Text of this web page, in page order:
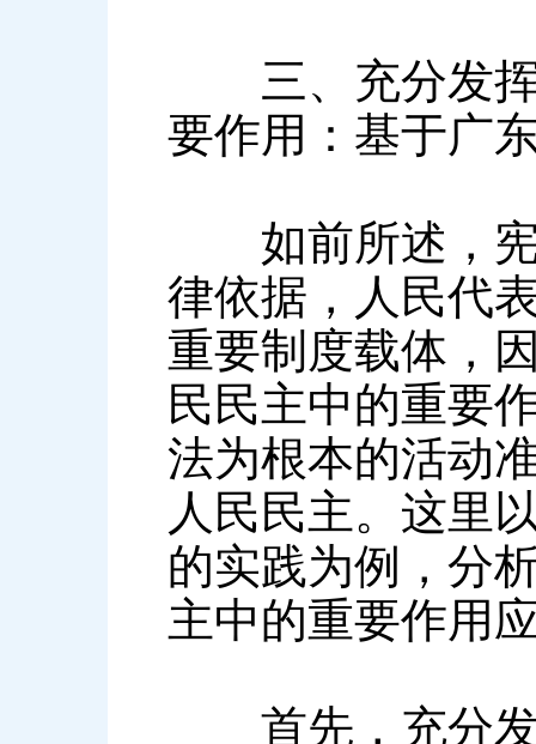
三、充分发挥
要作用：基于广
如前所述，宪
律依据，人民代
重要制度载体，
民民主中的重要
法为根本的活动
人民民主。这里
的实践为例，分
主中的重要作用
首先，充分发